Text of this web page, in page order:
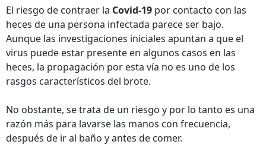
El riesgo de contraer la Covid-19 por contacto con las
heces de una persona infectada parece ser bajo.
Aunque las investigaciones iniciales apuntan a que el
virus puede estar presente en algunos casos en las
heces, la propagación por esta vía no es uno de los
rasgos característicos del brote.
No obstante, se trata de un riesgo y por lo tanto es una
razón más para lavarse las manos con frecuencia,
después de ir al baño y antes de comer.